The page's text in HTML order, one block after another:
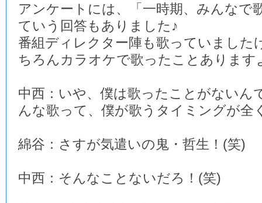
アンケートには、「一時期、みんなで
ていう回答もありました♪
番組ディレクター陣も歌っていました
ちろんカラオケで歌ったことあります
中西：いや、僕は歌ったことがない
んな歌って、僕が歌うタイミングが全
綿谷：さすが気遣いの鬼・哲生！(笑)
中西：そんなことないだろ！(笑)